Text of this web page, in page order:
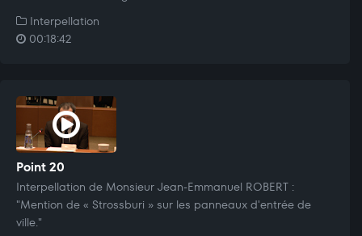
Interpellation
00:18:42
Point 20
Interpellation de Monsieur Jean-Emmanuel ROBERT :
"Mention de « Strossburi » sur les panneaux d'entrée de
ville."